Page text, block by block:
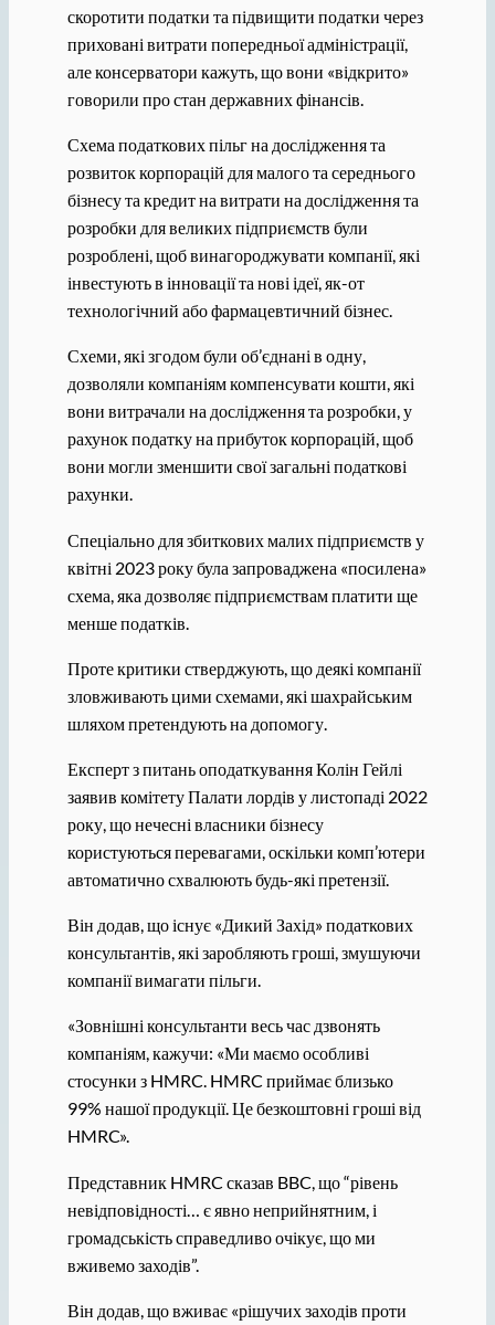
скоротити податки та підвищити податки через
приховані витрати попередньої адміністрації,
але консерватори кажуть, що вони «відкрито»
говорили про стан державних фінансів.
Схема податкових пільг на дослідження та
розвиток корпорацій для малого та середнього
бізнесу та кредит на витрати на дослідження та
розробки для великих підприємств були
розроблені, щоб винагороджувати компанії, які
інвестують в інновації та нові ідеї, як-от
технологічний або фармацевтичний бізнес.
Схеми, які згодом були об’єднані в одну,
дозволяли компаніям компенсувати кошти, які
вони витрачали на дослідження та розробки, у
рахунок податку на прибуток корпорацій, щоб
вони могли зменшити свої загальні податкові
рахунки.
Спеціально для збиткових малих підприємств у
квітні 2023 року була запроваджена «посилена»
схема, яка дозволяє підприємствам платити ще
менше податків.
Проте критики стверджують, що деякі компанії
зловживають цими схемами, які шахрайським
шляхом претендують на допомогу.
Експерт з питань оподаткування Колін Гейлі
заявив комітету Палати лордів у листопаді 2022
року, що нечесні власники бізнесу
користуються перевагами, оскільки комп’ютери
автоматично схвалюють будь-які претензії.
Він додав, що існує «Дикий Захід» податкових
консультантів, які заробляють гроші, змушуючи
компанії вимагати пільги.
«Зовнішні консультанти весь час дзвонять
компаніям, кажучи: «Ми маємо особливі
стосунки з HMRC. HMRC приймає близько
99% нашої продукції. Це безкоштовні гроші від
HMRC».
Представник HMRC сказав BBC, що “рівень
невідповідності… є явно неприйнятним, і
громадськість справедливо очікує, що ми
вживемо заходів”.
Він додав, що вживає «рішучих заходів проти